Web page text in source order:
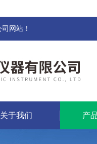
网站！
关于我们 产